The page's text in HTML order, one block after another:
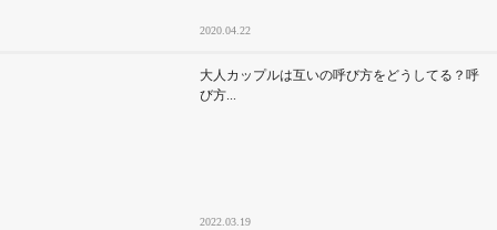
2020.04.22
大人カップルは互いの呼び方をどうしてる？呼
び方...
2022.03.19